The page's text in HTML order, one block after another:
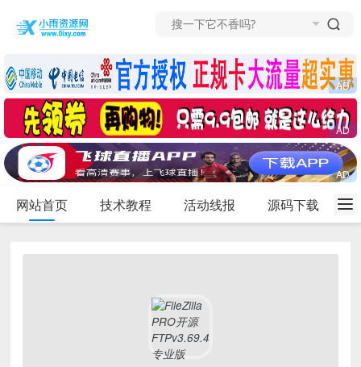
网站首页 技术教程 活动线报 源码下载